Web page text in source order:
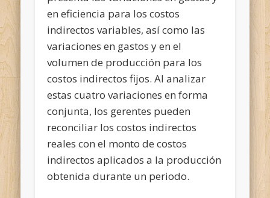
en eficiencia para los costos
indirectos variables, así como las
variaciones en gastos y en el
volumen de producción para los
costos indirectos fijos. Al analizar
estas cuatro variaciones en forma
conjunta, los gerentes pueden
reconciliar los costos indirectos
reales con el monto de costos
indirectos aplicados a la producción
obtenida durante un periodo.